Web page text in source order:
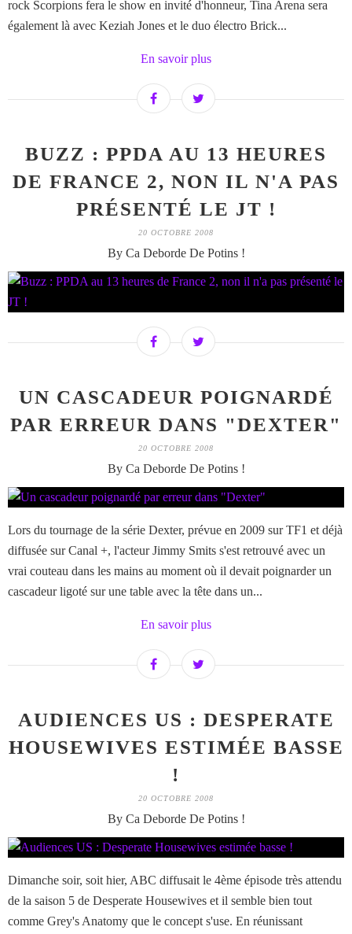
rock Scorpions fera le show en invité d'honneur, Tina Arena sera
également là avec Keziah Jones et le duo électro Brick...
En savoir plus
BUZZ : PPDA AU 13 HEURES
DE FRANCE 2, NON IL N'A PAS
PRÉSENTÉ LE JT !
20 OCTOBRE 2008
By Ca Deborde De Potins !
UN CASCADEUR POIGNARDÉ
PAR ERREUR DANS "DEXTER"
20 OCTOBRE 2008
By Ca Deborde De Potins !
Lors du tournage de la série Dexter, prévue en 2009 sur TF1 et déjà
diffusée sur Canal +, l'acteur Jimmy Smits s'est retrouvé avec un
vrai couteau dans les mains au moment où il devait poignarder un
cascadeur ligoté sur une table avec la tête dans un...
En savoir plus
AUDIENCES US : DESPERATE
HOUSEWIVES ESTIMÉE BASSE
!
20 OCTOBRE 2008
By Ca Deborde De Potins !
Dimanche soir, soit hier, ABC diffusait le 4ème épisode très attendu
de la saison 5 de Desperate Housewives et il semble bien tout
comme Grey's Anatomy que le concept s'use. En réunissant